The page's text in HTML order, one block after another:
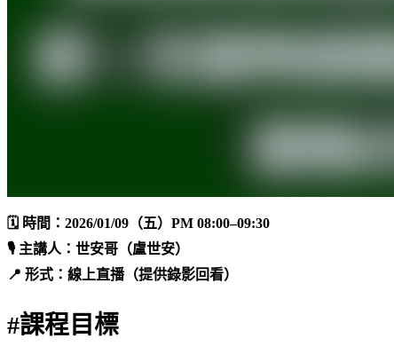
🗓 時間 ：2026/01/09（五）PM 08:00–09:30
🎙 主講人：世安哥（盧世安）
📍 形式 ：線上直播（提供錄影回看）
#課程目標